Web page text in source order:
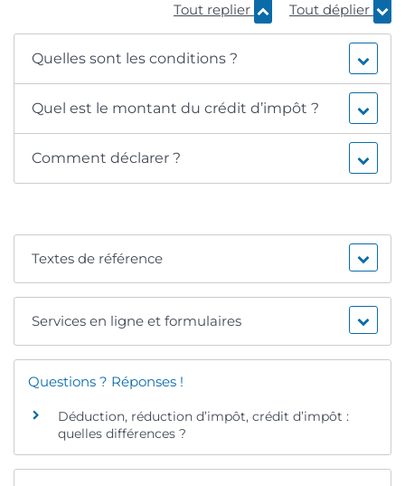
Tout replier Tout déplier
Quelles sont les conditions ?
Quel est le montant du crédit d’impôt ?
Comment déclarer ?
Textes de référence
Services en ligne et formulaires
Questions ? Réponses !
Déduction, réduction d’impôt, crédit d’impôt :
quelles différences ?